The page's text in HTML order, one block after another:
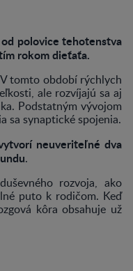
polovice tehotenstva
rokom dieťaťa.
V tomto období rýchlych
ale rozvíjajú sa aj
Podstatným vývojom
sa synaptické spojenia.
neuveriteľné dva
.
rozvoja, ako
puto k rodičom. Keď
kôra obsahuje už